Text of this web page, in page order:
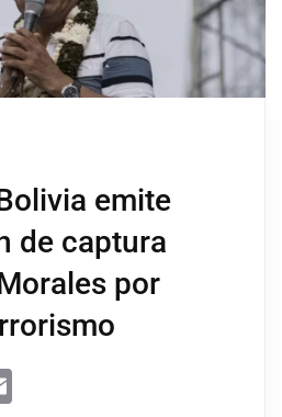
emite
de captura
por